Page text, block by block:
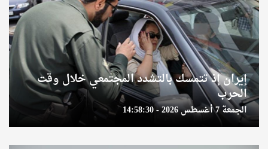
إيران إذ تتمسك بالتشدد المجتمعي خلال وقت
الحرب
الجمعة 7 أغسطس 2026 - 14:58:30